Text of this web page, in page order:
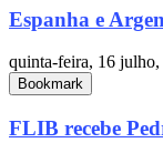
Espanha e
quinta-feira, 16 julho,
Bookmark
FLIB recebe